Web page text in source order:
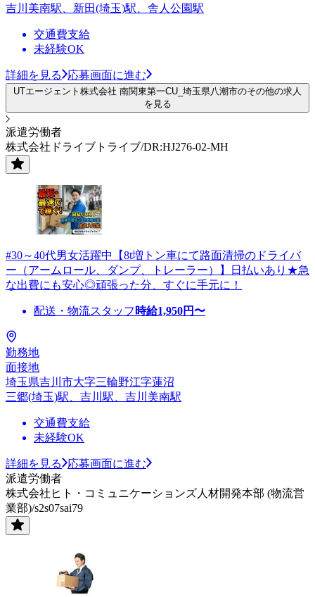
吉川美南駅、新田(埼玉)駅、舎人公園駅
交通費支給
未経験OK
詳細を見る 応募画面に進む
UTエージェント株式会社 南関東第一CU_埼玉県八潮市のその他の求人
を見る
派遣労働者
株式会社ドライブトライブ/DR:HJ276-02-MH
#30～40代男女活躍中【8t増トン車にて路面清掃のドライバ
ー（アームロール、ダンプ、トレーラー）】日払いあり★急
な出費にも安心◎頑張った分、すぐに手元に！
配送・物流スタッフ 時給1,950円〜
勤務地
面接地
埼玉県吉川市大字三輪野江字蓮沼
三郷(埼玉)駅、吉川駅、吉川美南駅
交通費支給
未経験OK
詳細を見る
応募画面に進む
派遣労働者
株式会社ヒト・コミュニケーションズ人材開発本部 (物流営
業部)/s2s07sai79